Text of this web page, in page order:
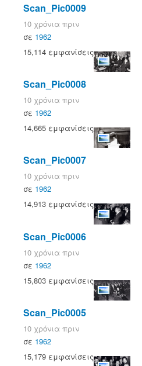
Scan_Pic0009
10 χρόνια πριν
σε 1962
15,114 εμφανίσεις
Scan_Pic0008
10 χρόνια πριν
σε 1962
14,665 εμφανίσεις
Scan_Pic0007
10 χρόνια πριν
σε 1962
14,913 εμφανίσεις
Scan_Pic0006
10 χρόνια πριν
σε 1962
15,803 εμφανίσεις
Scan_Pic0005
10 χρόνια πριν
σε 1962
15,179 εμφανίσεις